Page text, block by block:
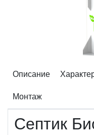
Описание
Монтаж
Септик